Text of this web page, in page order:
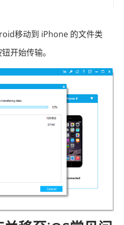
移动到 iPhone 的文件类
开始传输。